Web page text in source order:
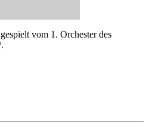
vom 1. Orchester des